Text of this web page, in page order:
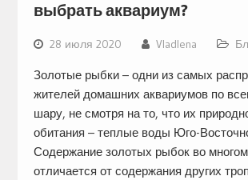
выбрать аквариум?
28 июля 2020 Vladlena
Золотые рыбки – одни из самых
жителей домашних аквариумов по
шару, не смотря на то, что их
обитания – теплые воды Юго-
Содержание золотых рыбок во
отличается от содержания других